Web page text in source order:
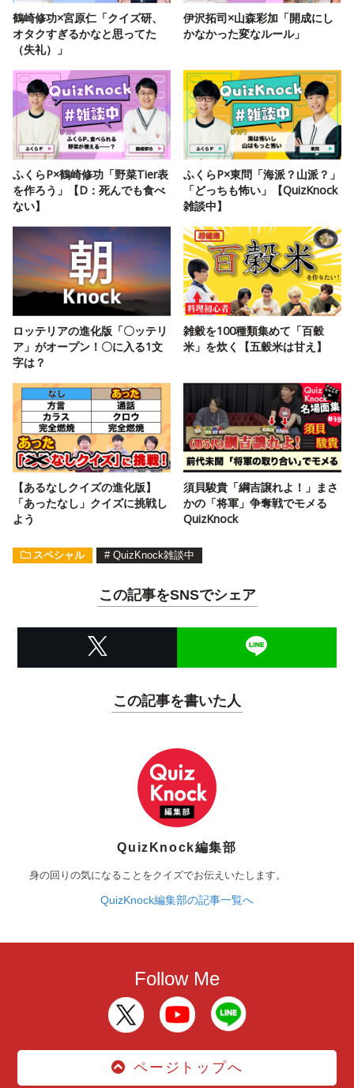
鶴崎修功×宮原仁「クイズ研、
オタクすぎるかなと思ってた
（失礼）」
伊沢拓司×山森彩加「開成にし
かなかった変なルール」
ふくらP×鶴崎修功「野菜Tier表
を作ろう」【D：死んでも食べ
ない】
ふくらP×東問「海派？山派？」
「どっちも怖い」【QuizKnock
雑談中】
ロッテリアの進化版「〇ッテリ
ア」がオープン！〇に入る1文
字は？
雑穀を100種類集めて「百穀
米」を炊く【五穀米は甘え】
【あるなしクイズの進化版】
「あったなし」クイズに挑戦し
よう
須貝駿貴「綱吉譲れよ！」まさ
かの「将軍」争奪戦でモメる
QuizKnock
スペシャル # QuizKnock雑談中
この記事をSNSでシェア
この記事を書いた人
QuizKnock編集部
身の回りの気になることをクイズでお伝えいたします。
QuizKnock編集部の記事一覧へ
Follow Me
ページトップへ